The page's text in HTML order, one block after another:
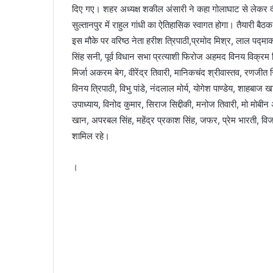
दिए गए। शहर अध्यक्ष शकील अंसारी ने कहा गोलाघाट से
सुल्तानपुर में राहुल गांधी का ऐतिहासिक स्वागत होगा। तैयारी
इस मौके पर वरिष्ठ नेता हरीश त्रिपाठी,प्रमोद मिश्र, लाल
सिंह सनी, पूर्व विधान सभा प्रत्याशी फिरोज अहमद विनय
मिर्जा अकरम बेग, वीरेंद्र तिवारी, मानिकचंद श्रीवास्तव,
विनय त्रिपाठी, विभु पांडे, नंदलाल मोर्य, योगेश पाण्डेय, शाहबाज
उपाध्याय, विनोद कुमार, सिराज सिद्दीकी, मनोज तिवारी, मो
खान, अपरबल सिंह, महेंद्र प्रकाश सिंह, जफर, प्रेम भारती,
शामिल रहे।
।